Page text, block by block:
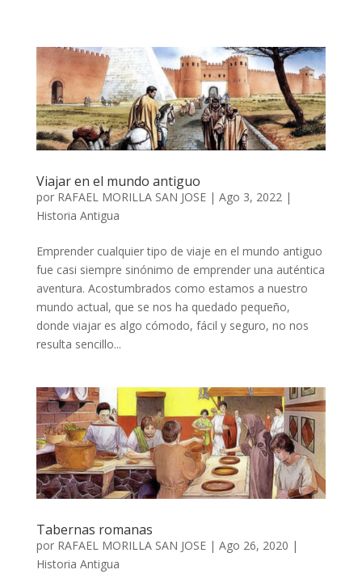
Viajar en el mundo antiguo
por RAFAEL MORILLA SAN JOSE| Ago 3, 2022 |
Historia Antigua
Emprender cualquier tipo de viaje en el mundo antiguo
fue casi siempre sinónimo de emprender una auténtica
aventura. Acostumbrados como estamos a nuestro
mundo actual, que se nos ha quedado pequeño,
donde viajar es algo cómodo, fácil y seguro, no nos
resulta sencillo...
Tabernas romanas
por RAFAEL MORILLA SAN JOSE| Ago 26, 2020 |
Historia Antigua